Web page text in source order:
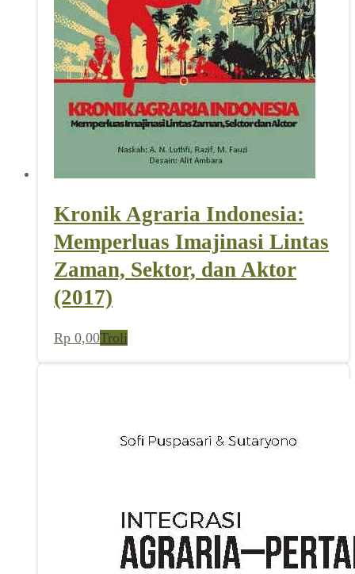
Kronik Agraria Indonesia:
Memperluas Imajinasi Lintas
Zaman, Sektor, dan Aktor
(2017)
Rp 0,00Troli